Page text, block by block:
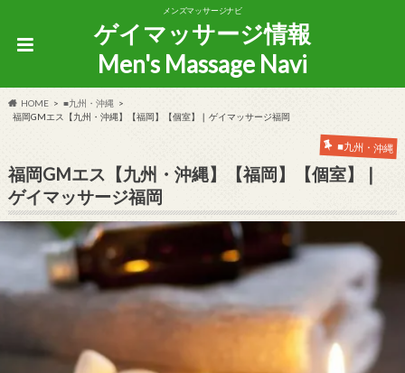
メンズマッサージナビ
ゲイマッサージ情報
Men's Massage Navi
HOME
■九州・沖縄
福岡GMエス【九州・沖縄】【福岡】【個室】❘ ゲイマッサージ福岡
■九州・沖縄
福岡GMエス【九州・沖縄】【福岡】【個室】❘
ゲイマッサージ福岡